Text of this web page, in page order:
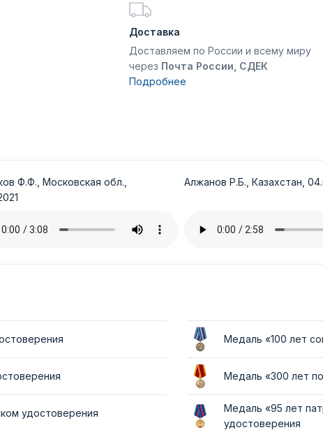
Доставка
Доставляем по России и всему миру
через Почта России, СДЕК
Подробнее
Ф.Ф., Московская обл.,
Алжанов Р.Б., Казахстан,
Медаль «100 лет
Медаль «300 лет
удостоверения
Медаль «95 лет
удостоверения